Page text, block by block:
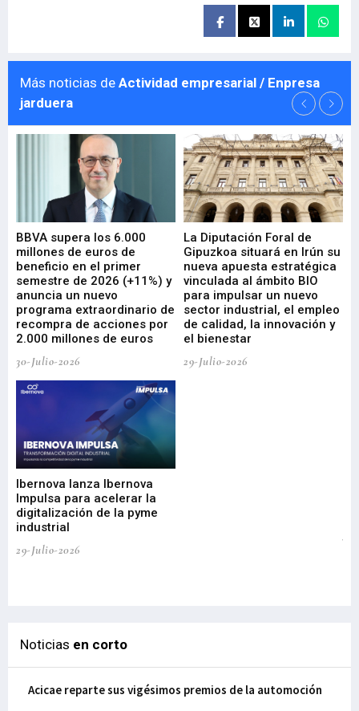
Más noticias de Actividad empresarial / Enpresa
jarduera
BBVA supera los 6.000
millones de euros de
beneficio en el primer
semestre de 2026 (+11%) y
anuncia un nuevo
programa extraordinario de
recompra de acciones por
2.000 millones de euros
30-Julio-2026
La Diputación Foral de
Gipuzkoa situará en Irún su
nueva apuesta estratégica
vinculada al ámbito BIO
para impulsar un nuevo
sector industrial, el empleo
de calidad, la innovación y
el bienestar
29-Julio-2026
Ibernova lanza Ibernova
Impulsa para acelerar la
digitalización de la pyme
industrial
29-Julio-2026
Noticias en corto
Acicae reparte sus vigésimos premios de la automoción